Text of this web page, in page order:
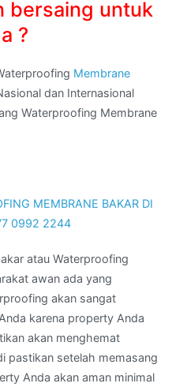
bersaing untuk
?
Membrane
dan Internasional
Waterproofing Membrane
atau Waterproofing
awan ada yang
akan sangat
karena property Anda
akan menghemat
pastikan setelah memasang
Anda akan aman minimal